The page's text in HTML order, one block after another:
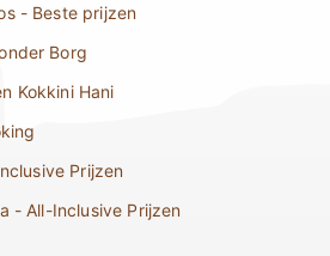
- Beste prijzen
Borg
Kokkini Hani
Prijzen
- All-Inclusive Prijzen